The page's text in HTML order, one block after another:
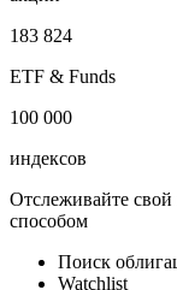
183 824
ETF & Funds
100 000
индексов
Отслеживайте
способом
Поиск
Watchlist